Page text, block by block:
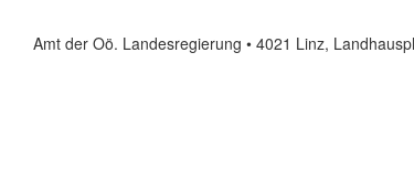
Amt der Oö. Landesregierung • 4021 Linz,